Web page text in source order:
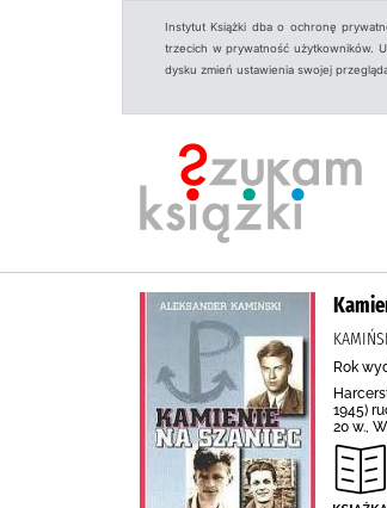
Instytut Książki dba o ochronę
trzecich w prywatność użytkowników.
dysku zmień ustawienia swojej
Rok
1945)
20 w.,